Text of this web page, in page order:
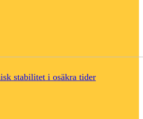
stabilitet i osäkra tider